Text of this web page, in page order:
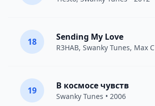
18 Sending My Love
R3HAB, Swanky Tunes, Max C
19 В космосе чувств
Swanky Tunes • 2006